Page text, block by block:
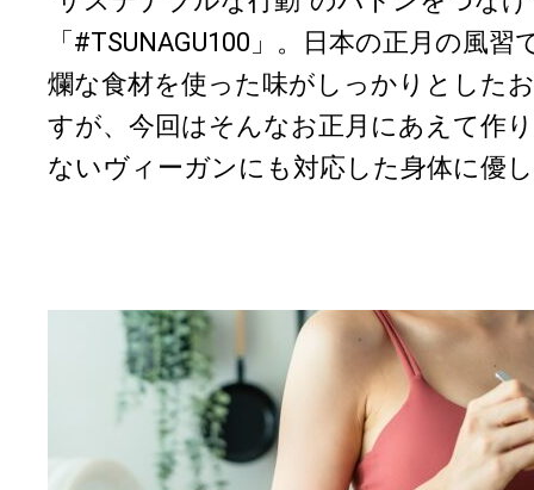
「#TSUNAGU100」。日本の正月の風
爛な食材を使った味がしっかりとした
すが、今回はそんなお正月にあえて作
ないヴィーガンにも対応した身体に優